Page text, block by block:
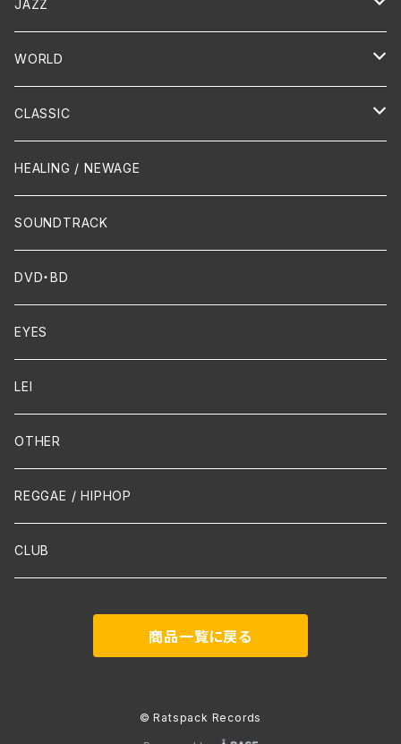
演歌 / 歌謡曲
PUNK/HARDCORE
Hip-Hop/Dancehall Reggae
Oldies
HR/HM
JAZZ
Vocal
Piano
Crossover / Fusion
Dixie / New Orleans
FUNK
WORLD
HAWAIIAN
Chanson
CLASSIC
Piano
Flute
Violin
Cello
Guitar / Ukulele
Mandolin
声楽
吹奏楽
Contemporary / Avangarde
HEALING / NEWAGE
SOUNDTRACK
DVD・BD
EYES
LEI
OTHER
REGGAE / HIPHOP
CLUB
商品一覧に戻る
© Ratspack Records